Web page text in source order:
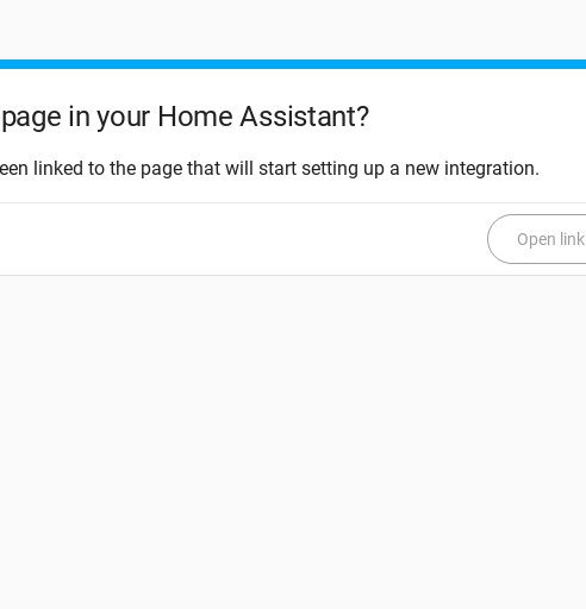
in your Home Assistant?
linked to the page that will start setting up a new integration.
Open link